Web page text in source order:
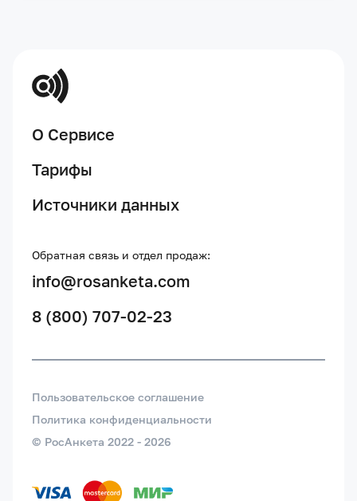
О Сервисе
Тарифы
Источники данных
Обратная связь и отдел продаж:
info@rosanketa.com
8 (800) 707-02-23
Пользовательское соглашение
Политика конфиденциальности
© РосАнкета 2022 - 2026